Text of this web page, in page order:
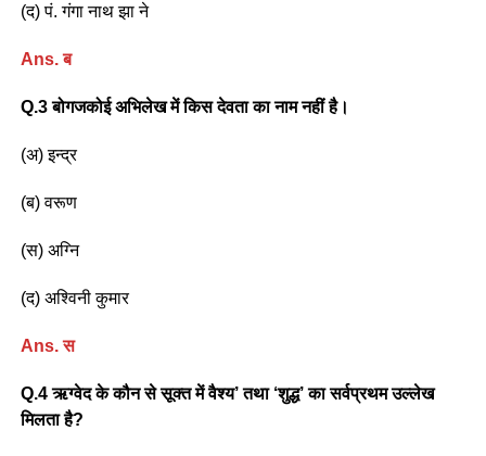
(द) पं. गंगा नाथ झा ने
Ans. ब
Q.3 बोगजकोई अभिलेख में किस देवता का नाम नहीं है।
(अ) इन्द्र
(ब) वरूण
(स) अग्नि
(द) अश्विनी कुमार
Ans. स
Q.4 ऋग्वेद के कौन से सूक्त में वैश्य’ तथा ‘शुद्ध’ का सर्वप्रथम उल्लेख
मिलता है?